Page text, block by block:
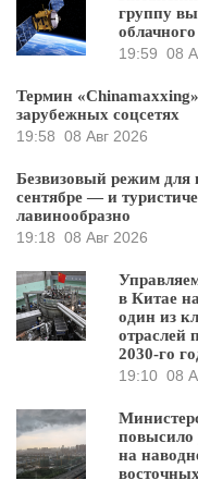
группу
19:59 08
Термин
зарубежных соцсетях
19:58 08 Авг 2026
Безвизовый режим для
сентябре — и
лавинообразно
19:18 08 Авг 2026
в Китае
один из
отраслей
2030-го
19:10 08
повысило
на